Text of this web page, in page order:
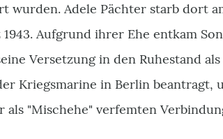
wurden. Adele Pächter starb dort
Aufgrund ihrer Ehe entkam
Versetzung in den Ruhestand als
Kriegsmarine in Berlin beantragt,
als "Mischehe" verfemten